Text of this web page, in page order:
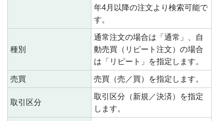
年4月以降の注文より検索可能で
す。
種別
通常注文の場合は「通常」、自
動売買（リピート注文）の場合
は「リピート」を指定します。
売買 売買（売／買）を指定します。
取引区分
取引区分（新規／決済）を指定
します。